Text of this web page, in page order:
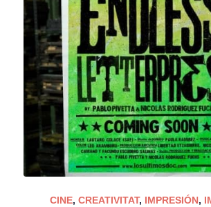
CINE, CREATIVITAT, IMPRESIÓN,